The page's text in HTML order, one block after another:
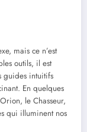
mais ce n’est
outils, il est
guides intuitifs
En quelques
le Chasseur,
qui illuminent nos